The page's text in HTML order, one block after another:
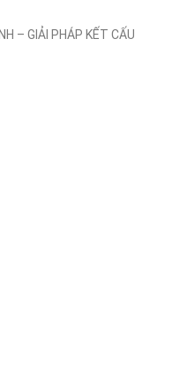
– GIẢI PHÁP KẾT CẤU